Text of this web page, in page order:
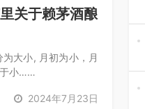
关于赖茅酒酿
为大小, 月初为小，月
于小……
2024年7月23日